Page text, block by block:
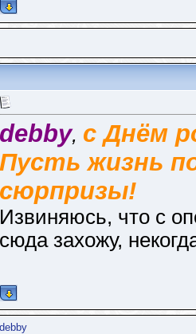
debby, с Днём
Пусть жизнь
сюрпризы!
Извиняюсь, что с
сюда захожу,
debby